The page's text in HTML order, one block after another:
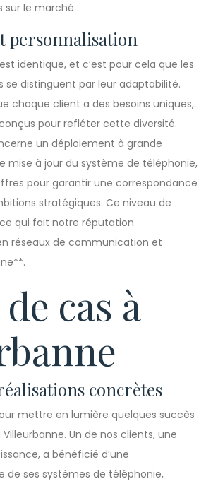
sur le marché.
personnalisation
identique, et c’est pour cela que les
se distinguent par leur adaptabilité.
chaque client a des besoins uniques,
pour refléter cette diversité.
un déploiement à grande
mise à jour du système de téléphonie,
pour garantir une correspondance
stratégiques. Ce niveau de
qui fait notre réputation
réseaux de communication et
cas à
concrètes
mettre en lumière quelques succès
Un de nos clients, une
a bénéficié d’une
ses systèmes de téléphonie,